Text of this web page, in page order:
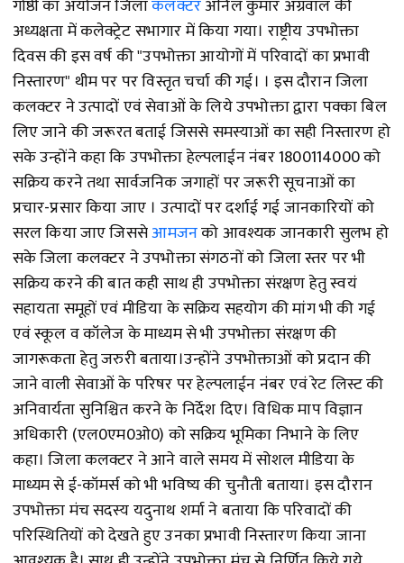
गोष्ठी का अयोजन जिलाकलक्टरअनिल कुमार अग्रवाल की
अध्यक्षता में कलेक्ट्रेट सभागार में किया गया। राष्ट्रीय उपभोक्ता
दिवस की इस वर्ष की "उपभोक्ता आयोगों में परिवादों का प्रभावी
निस्तारण" थीम पर पर विस्तृत चर्चा की गई। । इस दौरान जिला
कलक्टर ने उत्पादों एवं सेवाओं के लिये उपभोक्ता द्वारा पक्का बिल
लिए जाने की जरूरत बताई जिससे समस्याओं का सही निस्तारण हो
सके उन्होंने कहा कि उपभोक्ता हेल्पलाईन नंबर 1800114000 को
सक्रिय करने तथा सार्वजनिक जगाहों पर जरूरी सूचनाओं का
प्रचार-प्रसार किया जाए । उत्पादों पर दर्शाई गई जानकारियों को
सरल किया जाए जिससेआमजनको आवश्यक जानकारी सुलभ हो
सके जिला कलक्टर ने उपभोक्ता संगठनों को जिला स्तर पर भी
सक्रिय करने की बात कही साथ ही उपभोक्ता संरक्षण हेतु स्वयं
सहायता समूहों एवं मीडिया के सक्रिय सहयोग की मांग भी की गई
एवं स्कूल व कॉलेज के माध्यम से भी उपभोक्ता संरक्षण की
जागरूकता हेतु जरुरी बताया।उन्होंने उपभोक्ताओं को प्रदान की
जाने वाली सेवाओं के परिषर पर हेल्पलाईन नंबर एवं रेट लिस्ट की
अनिवार्यता सुनिश्चित करने के निर्देश दिए। विधिक माप विज्ञान
अधिकारी (एल0एम0ओ0) को सक्रिय भूमिका निभाने के लिए
कहा। जिला कलक्टर ने आने वाले समय में सोशल मीडिया के
माध्यम से ई-कॉमर्स को भी भविष्य की चुनौती बताया। इस दौरान
उपभोक्ता मंच सदस्य यदुनाथ शर्मा ने बताया कि परिवादों की
परिस्थितियों को देखते हुए उनका प्रभावी निस्तारण किया जाना